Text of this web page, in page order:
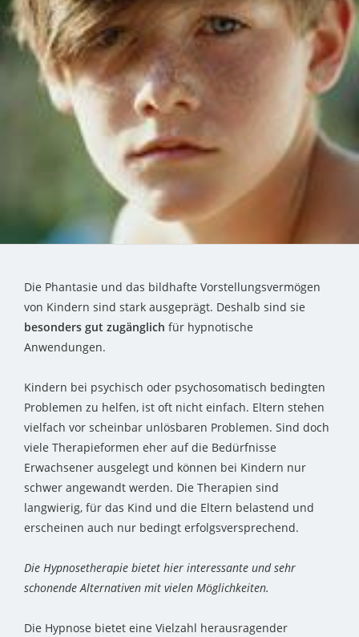
Die Phantasie und das bildhafte Vorstellungsvermögen
von Kindern sind stark ausgeprägt. Deshalb sind sie
besonders gut zugänglich für hypnotische
Anwendungen.
Kindern bei psychisch oder psychosomatisch bedingten
Problemen zu helfen, ist oft nicht einfach. Eltern stehen
vielfach vor scheinbar unlösbaren Problemen. Sind doch
viele Therapieformen eher auf die Bedürfnisse
Erwachsener ausgelegt und können bei Kindern nur
schwer angewandt werden. Die Therapien sind
langwierig, für das Kind und die Eltern belastend und
erscheinen auch nur bedingt erfolgsversprechend.
Die Hypnosetherapie bietet hier interessante und sehr
schonende Alternativen mit vielen Möglichkeiten.
Die Hypnose bietet eine Vielzahl herausragender